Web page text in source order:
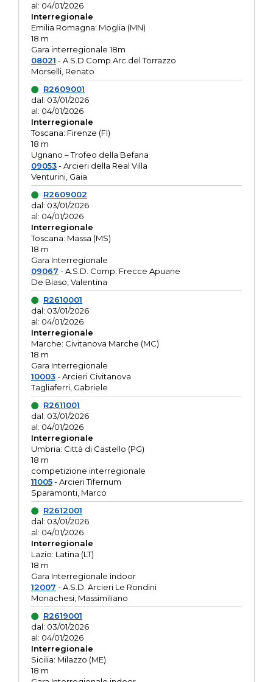
al: 04/01/2026
Interregionale
Emilia Romagna: Moglia (MN)
18 m
Gara interregionale 18m
08021 - A.S.D.Comp.Arc.del Torrazzo
Morselli, Renato
R2609001
dal: 03/01/2026
al: 04/01/2026
Interregionale
Toscana: Firenze (FI)
18 m
Ugnano – Trofeo della Befana
09053- Arcieri della Real Villa
Venturini, Gaia
R2609002
dal: 03/01/2026
al: 04/01/2026
Interregionale
Toscana: Massa (MS)
18 m
Gara Interregionale
09067 - A.S.D. Comp. Frecce Apuane
De Biaso, Valentina
R2610001
dal: 03/01/2026
al: 04/01/2026
Interregionale
Marche: Civitanova Marche (MC)
18 m
Gara Interregionale
10003- Arcieri Civitanova
Tagliaferri, Gabriele
R2611001
dal: 03/01/2026
al: 04/01/2026
Interregionale
Umbria: Città di Castello (PG)
18 m
competizione interregionale
11005- Arcieri Tifernum
Sparamonti, Marco
R2612001
dal: 03/01/2026
al: 04/01/2026
Interregionale
Lazio: Latina (LT)
18 m
Gara Interregionale indoor
12007 - A.S.D. Arcieri Le Rondini
Monachesi, Massimiliano
R2619001
dal: 03/01/2026
al: 04/01/2026
Interregionale
Sicilia: Milazzo (ME)
18 m